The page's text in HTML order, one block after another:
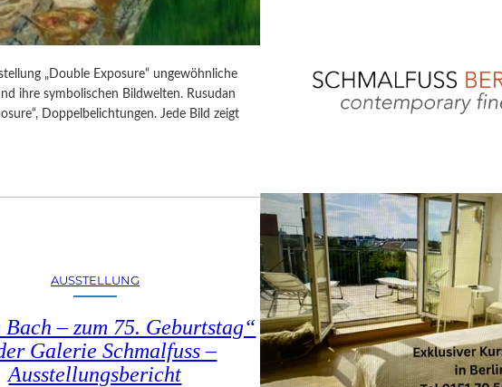
„Double Exposure“ ungewöhnliche
ihre symbolischen Bildwelten. Rusudan
Doppelbelichtungen. Jede Bild zeigt
AUSSTELLUNG
– zum 75. Geburtstag“
Galerie Schmalfuss –
Ausstellungsbericht